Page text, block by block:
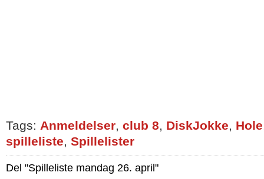
Tags: Anmeldelser, club 8, DiskJokke, Hole
spilleliste, Spillelister
Del "Spilleliste mandag 26. april"